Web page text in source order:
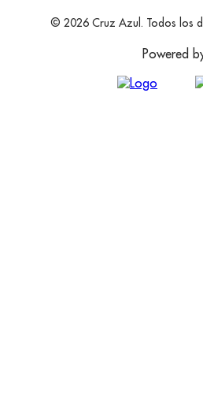
© 2026 Cruz Azul. Todos los
Powered